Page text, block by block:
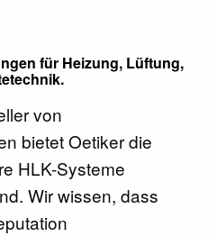
für Heizung, Lüftung,
von
bietet Oetiker die
HLK-Systeme
Wir wissen, dass